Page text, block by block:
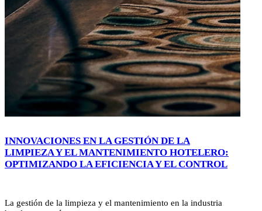
INNOVACIONES EN LA GESTIÓN DE LA
LIMPIEZA Y EL MANTENIMIENTO HOTELERO:
OPTIMIZANDO LA EFICIENCIA Y EL CONTROL
La gestión de la limpieza y el mantenimiento en la industria